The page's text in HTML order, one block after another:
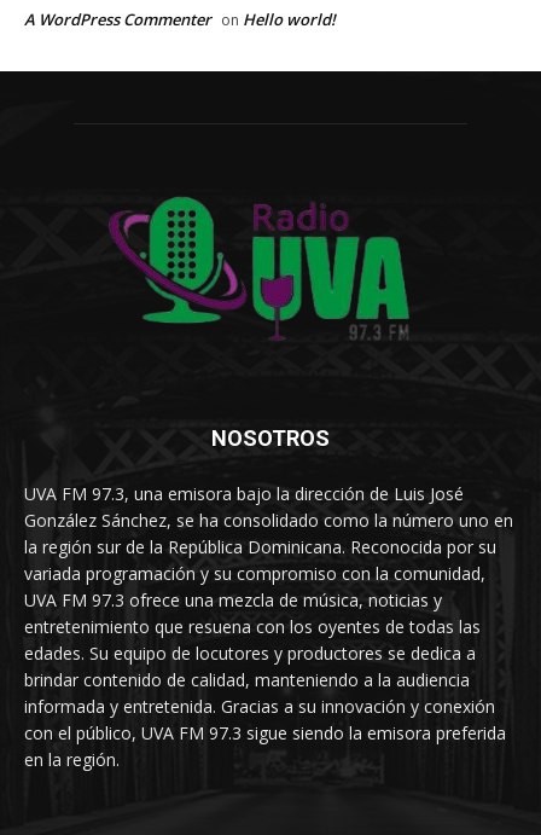
A WordPress Commenter on Hello world!
NOSOTROS
UVA FM 97.3, una emisora bajo la dirección de Luis José
González Sánchez, se ha consolidado como la número uno en
la región sur de la República Dominicana. Reconocida por su
variada programación y su compromiso con la comunidad,
UVA FM 97.3 ofrece una mezcla de música, noticias y
entretenimiento que resuena con los oyentes de todas las
edades. Su equipo de locutores y productores se dedica a
brindar contenido de calidad, manteniendo a la audiencia
informada y entretenida. Gracias a su innovación y conexión
con el público, UVA FM 97.3 sigue siendo la emisora preferida
en la región.